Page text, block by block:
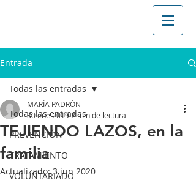
Entrada
Todas las entradas
PREVENCIÓN
TRATAMIENTO
VOLUNTARIADO
Todas las entradas
TEJIENDO LAZOS, en la
familia
MARÍA PADRÓN
30 ene 2019 2 min de lectura
Actualizado:3 jun 2020